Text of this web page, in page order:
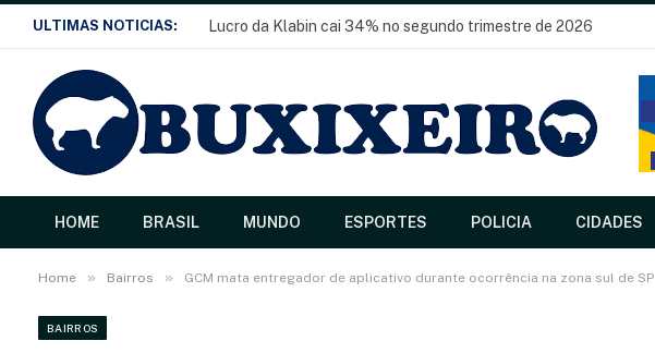
ULTIMAS NOTICIAS: Lucro da Klabin cai 34% no segundo trimestre de 2026
HOME BRASIL MUNDO ESPORTES POLICIA CIDADES
Home » Bairros » GCM mata entregador de aplicativo durante ocorrência na zona sul de SP
BAIRROS